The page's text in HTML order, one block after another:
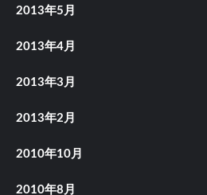
2013年5月
2013年4月
2013年3月
2013年2月
2010年10月
2010年8月